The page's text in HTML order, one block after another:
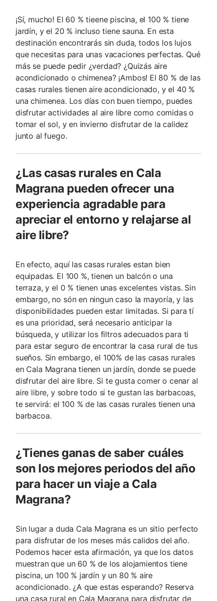
¡Sí, mucho! El 60 % tieene piscina, el 100 % tiene
jardín, y el 20 % incluso tiene sauna. En esta
destinación encontrarás sin duda, todos los lujos
que necesitas para unas vacaciones perfectas. Qué
más se puede pedir ¿verdad? ¿Quizás aire
acondicionado o chimenea? ¡Ambos! El 80 % de las
casas rurales tienen aire acondicionado, y el 40 %
una chimenea. Los días con buen tiempo, puedes
disfrutar actividades al aire libre como comidas o
tomar el sol, y en invierno disfrutar de la calidez
junto al fuego.
¿Las casas rurales en Cala
Magrana pueden ofrecer una
experiencia agradable para
apreciar el entorno y relajarse al
aire libre?
En efecto, aquí las casas rurales estan bien
equipadas. El 100 %, tienen un balcón o una
terraza, y el 0 % tienen unas excelentes vistas. Sin
embargo, no són en ningun caso la mayoría, y las
disponibilidades pueden estar limitadas. Si para tí
es una prioridad, será necesario anticipar la
búsqueda, y utilizar los filtros adecuados para ti
para estar seguro de encontrar la casa rural de tus
sueños. Sin embargo, el 100% de las casas rurales
en Cala Magrana tienen un jardín, donde se puede
disfrutar del aire libre. Si te gusta comer o cenar al
aire libre, y sobre todo si te gustan las barbacoas,
te servirá: el 100 % de las casas rurales tienen una
barbacoa.
¿Tienes ganas de saber cuáles
son los mejores periodos del año
para hacer un viaje a Cala
Magrana?
Sin lugar a duda Cala Magrana es un sitio perfecto
para disfrutar de los meses más calidos del año.
Podemos hacer esta afirmación, ya que los datos
muestran que un 60 % de los alojamientos tiene
piscina, un 100 % jardín y un 80 % aire
acondicionado. ¿A que estas esperando? Reserva
una casa rural en Cala Magrana para disfrutar de